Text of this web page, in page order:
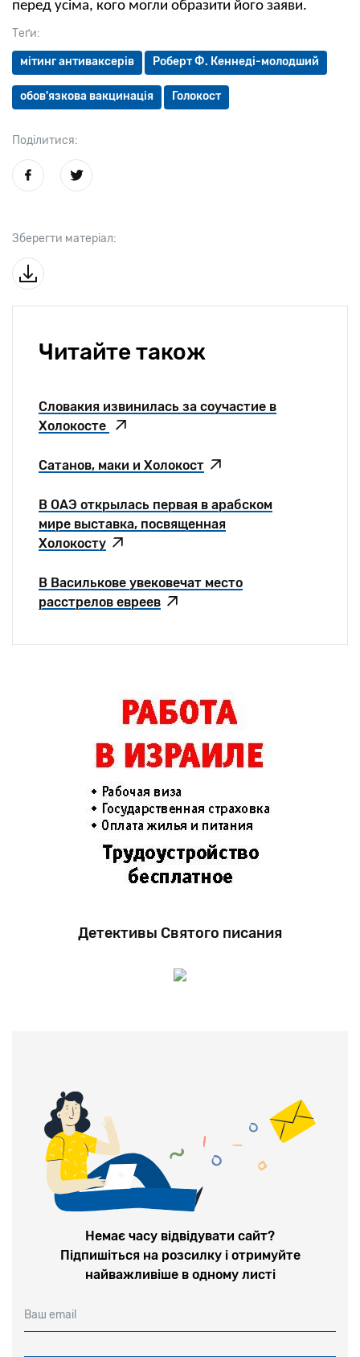
Теґи:
мітинг антиваксерів Роберт Ф. Кеннеді-молодший
обов'язкова вакцинація Голокост
Поділитися:
Зберегти матеріал:
перед усіма, кого могли образити його заяви.
Читайте також
Словакия извинилась за соучастие в
Холокосте
Сатанов, маки и Холокост
В ОАЭ открылась первая в арабском
мире выставка, посвященная
Холокосту
В Василькове увековечат место
расстрелов евреев
Детективы Святого писания
Немає часу відвідувати сайт?
Підпишіться на розсилку і отримуйте
найважливіше в одному листі
Ваш email